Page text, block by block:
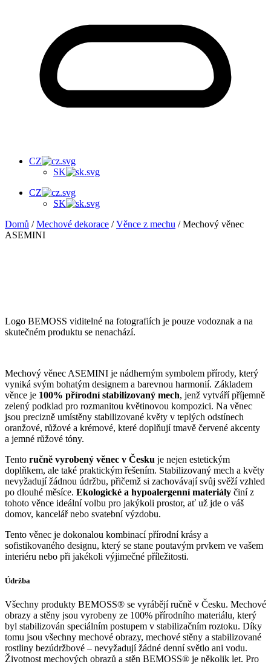
CZ
SK
CZ
SK
Domů /Mechové dekorace /Věnce z mechu / Mechový věnec
ASEMINI
Logo BEMOSS viditelné na fotografiích je pouze vodoznak a na
skutečném produktu se nenachází.
Mechový věnec ASEMINI je nádherným symbolem přírody, který
vyniká svým bohatým designem a barevnou harmonií. Základem
věnce je 100% přírodní stabilizovaný mech, jenž vytváří příjemně
zelený podklad pro rozmanitou květinovou kompozici. Na věnec
jsou precizně umístěny stabilizované květy v teplých odstínech
oranžové, růžové a krémové, které doplňují tmavě červené akcenty
a jemné růžové tóny.
Tento ručně vyrobený věnec v Česku je nejen estetickým
doplňkem, ale také praktickým řešením. Stabilizovaný mech a květy
nevyžadují žádnou údržbu, přičemž si zachovávají svůj svěží vzhled
po dlouhé měsíce. Ekologické a hypoalergenní materiály činí z
tohoto věnce ideální volbu pro jakýkoli prostor, ať už jde o váš
domov, kancelář nebo svatební výzdobu.
Tento věnec je dokonalou kombinací přírodní krásy a
sofistikovaného designu, který se stane poutavým prvkem ve vašem
interiéru nebo při jakékoli výjimečné příležitosti.
Údržba
Všechny produkty BEMOSS® se vyrábějí ručně v Česku. Mechové
obrazy a stěny jsou vyrobeny ze 100% přírodního materiálu, který
byl stabilizován speciálním postupem v stabilizačním roztoku. Díky
tomu jsou všechny mechové obrazy, mechové stěny a stabilizované
rostliny bezúdržbové – nevyžadují žádné denní světlo ani vodu.
Životnost mechových obrazů a stěn BEMOSS® je několik let. Pro